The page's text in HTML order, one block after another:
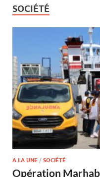
SOCIÉTÉ
A LA UNE / SOCIÉTÉ
Opération